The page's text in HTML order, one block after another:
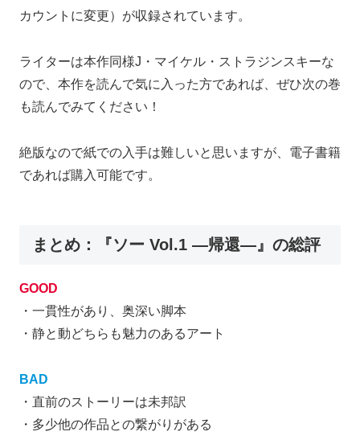
カウントに変更）が収録されています。
ライターは本作同様J・マイケル・ストラジンスキーな
ので、本作を読んで気に入った方であれば、ぜひ次の巻
も読んでみてください！
絶版なので紙での入手は難しいと思いますが、電子書籍
であれば購入可能です。
まとめ：『ソー Vol.1 ―帰還―』の総評
GOOD
・一貫性があり、奥深い脚本
・静と動どちらも魅力のあるアート
BAD
・直前のストーリーは未邦訳
・多少他の作品との繋がりがある